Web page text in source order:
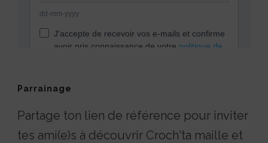
Parrainage
Partage ton lien de référence pour inviter
tes ami(e)s à découvrir Croch'ta maille et